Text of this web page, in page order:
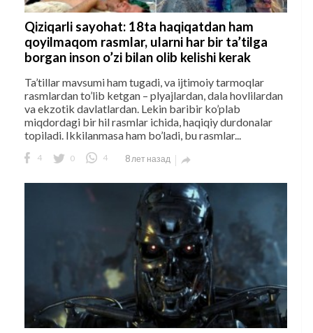
Qiziqarli sayohat: 18ta haqiqatdan ham
qoyilmaqom rasmlar, ularni har bir ta’tilga
borgan inson o’zi bilan olib kelishi kerak
Ta’tillar mavsumi ham tugadi, va ijtimoiy tarmoqlar
rasmlardan to’lib ketgan – plyajlardan, dala hovlilardan
va ekzotik davlatlardan. Lekin baribir ko’plab
miqdordagi bir hil rasmlar ichida, haqiqiy durdonalar
topiladi. Ikkilanmasa ham bo’ladi, bu rasmlar...
4 0 4 8 лет назад 